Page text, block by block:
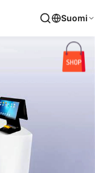
Suomi